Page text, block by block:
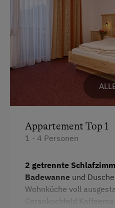
Kostenlose Parkplätze
Am Betrieb
Garten/Wiese
Mithilfe am Hof
Spielgefährten
Traktorfahrten
Appartement Top 1
1 - 4 Personen
2 getrennte
Badewanne und
Wohnküche voll
Cerankochfeld